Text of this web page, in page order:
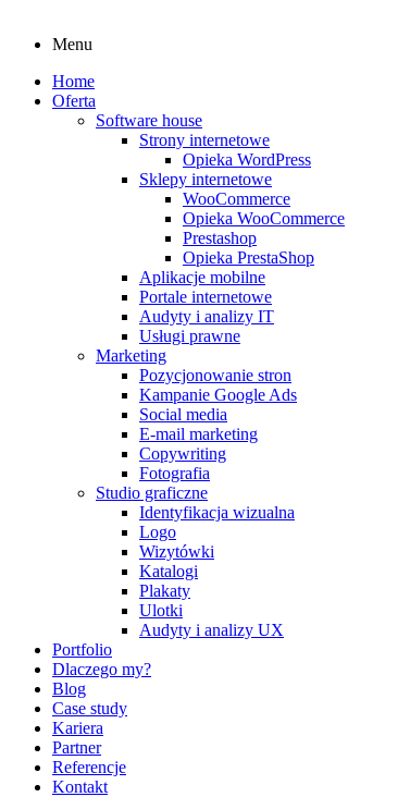
Menu
Home
Oferta
Software house
Strony internetowe
Opieka WordPress
Sklepy internetowe
WooCommerce
Opieka WooCommerce
Prestashop
Opieka PrestaShop
Aplikacje mobilne
Portale internetowe
Audyty i analizy IT
Usługi prawne
Marketing
Pozycjonowanie stron
Kampanie Google Ads
Social media
E-mail marketing
Copywriting
Fotografia
Studio graficzne
Identyfikacja wizualna
Logo
Wizytówki
Katalogi
Plakaty
Ulotki
Audyty i analizy UX
Portfolio
Dlaczego my?
Blog
Case study
Kariera
Partner
Referencje
Kontakt